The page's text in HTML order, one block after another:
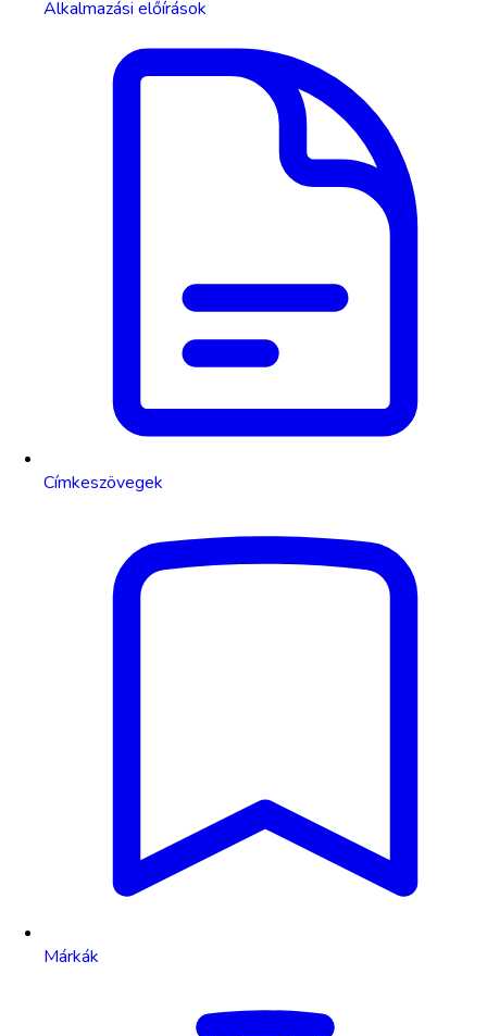
Alkalmazási előírások
Címkeszövegek
Márkák